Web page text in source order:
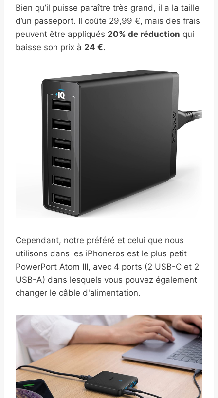
Bien qu’il puisse paraître très grand, il a la taille
d’un passeport. Il coûte 29,99 €, mais des frais
peuvent être appliqués 20% de réduction qui
baisse son prix à 24 €.
Cependant, notre préféré et celui que nous
utilisons dans les iPhoneros est le plus petit
PowerPort Atom III, avec 4 ports (2 USB-C et 2
USB-A) dans lesquels vous pouvez également
changer le câble d'alimentation.